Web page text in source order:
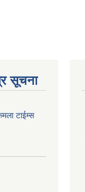
सूचना
टाईम्स